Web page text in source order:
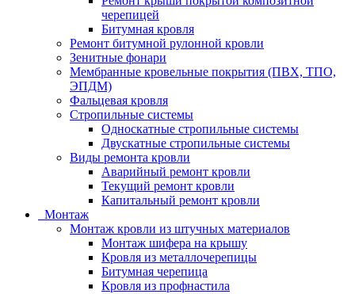
черепицей
Битумная кровля
Ремонт битумной рулонной кровли
Зенитные фонари
Мембранные кровельные покрытия (ПВХ, ТПО,
ЭПДМ)
Фальцевая кровля
Стропильные системы
Односкатные стропильные системы
Двускатные стропильные системы
Виды ремонта кровли
Аварийный ремонт кровли
Текущий ремонт кровли
Капитальный ремонт кровли
Монтаж
Монтаж кровли из штучных материалов
Монтаж шифера на крышу
Кровля из металлочерепицы
Битумная черепица
Кровля из профнастила